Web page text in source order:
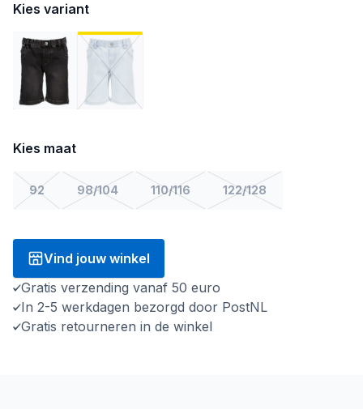
Kies variant
Kies maat
92 98/104 110/116 122/128
Vind jouw winkel
Gratis verzending vanaf 50 euro
In 2-5 werkdagen bezorgd door PostNL
Gratis retourneren in de winkel